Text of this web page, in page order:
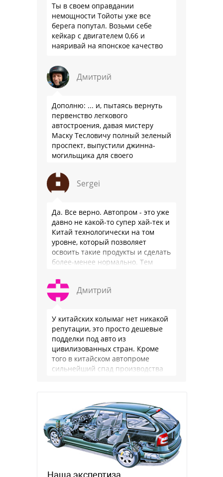
Ты в своем оправдании
немощности Тойоты уже все
берега попутал. Возьми себе
кейкар с двигателем 0,66 и
наяривай на японское качество
Дмитрий
Дополню: ... и, пытаясь вернуть
первенство легкового
автостроения, давая мистеру
Маску Тесловичу полный зеленый
проспект, выпустили джинна-
могильщика для своего
Sergei
Да. Все верно. Автопром - это уже
давно не какой-то супер хай-тек и
Китай технологически на том
уровне, который позволяет
освоить такие продукты и сделать
более-менее нормально. Тем
Дмитрий
У китайских колымаг нет никакой
репутации, это просто дешевые
подделки под авто из
цивилизованных стран. Кроме
того в китайском автопроме
сильнейший спад производства
Наша экспертиза